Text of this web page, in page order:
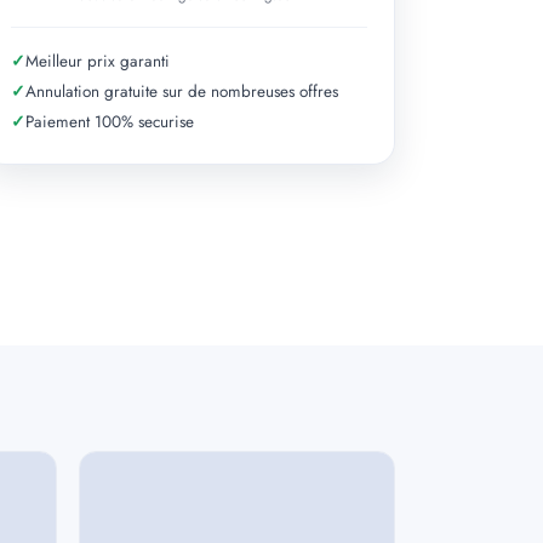
✓Meilleur prix garanti
✓Annulation gratuite sur de nombreuses offres
✓Paiement 100% securise